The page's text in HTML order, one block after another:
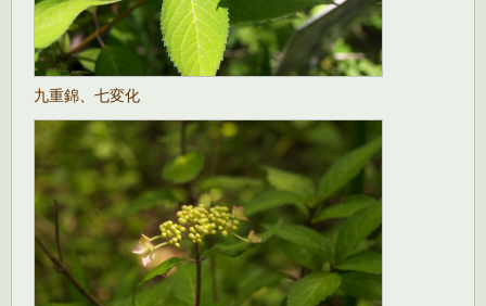
九重錦、七変化